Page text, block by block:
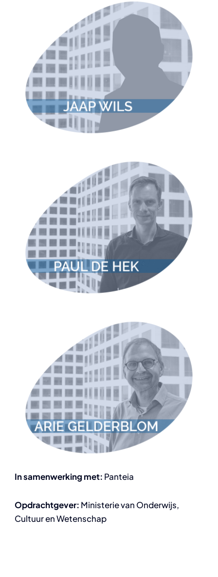
In samenwerking met: Panteia
Opdrachtgever: Ministerie van Onderwijs,
Cultuur en Wetenschap